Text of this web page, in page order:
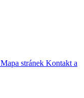
Mapa stránek Kontakt a